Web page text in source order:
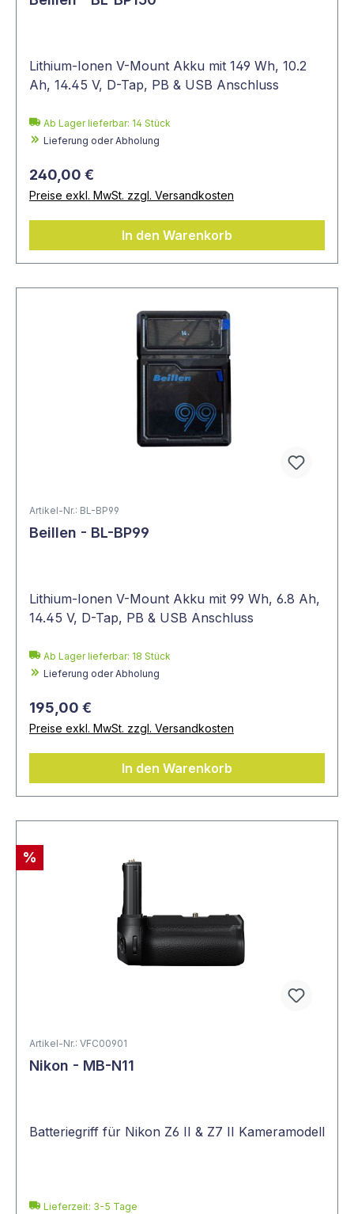
Lithium-Ionen V-Mount Akku mit 149 Wh, 10.2
Ah, 14.45 V, D-Tap, PB & USB Anschluss
Ab Lager lieferbar: 14 Stück
Lieferung oder Abholung
240,00 €
Preise exkl. MwSt. zzgl. Versandkosten
In den Warenkorb
Artikel-Nr.: BL-BP99
Beillen - BL-BP99
Lithium-Ionen V-Mount Akku mit 99 Wh, 6.8 Ah,
14.45 V, D-Tap, PB & USB Anschluss
Ab Lager lieferbar: 18 Stück
Lieferung oder Abholung
195,00 €
Preise exkl. MwSt. zzgl. Versandkosten
In den Warenkorb
%
Artikel-Nr.: VFC00901
Nikon - MB-N11
Batteriegriff für Nikon Z6 II & Z7 II Kameramodell
Lieferzeit: 3-5 Tage